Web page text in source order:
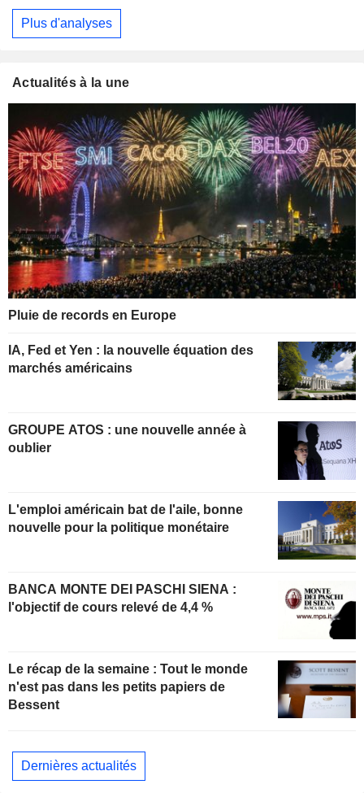
Plus d'analyses
Actualités à la une
Pluie de records en Europe
IA, Fed et Yen : la nouvelle équation des
marchés américains
GROUPE ATOS : une nouvelle année à
oublier
L'emploi américain bat de l'aile, bonne
nouvelle pour la politique monétaire
BANCA MONTE DEI PASCHI SIENA :
l'objectif de cours relevé de 4,4 %
Le récap de la semaine : Tout le monde
n'est pas dans les petits papiers de
Bessent
Dernières actualités